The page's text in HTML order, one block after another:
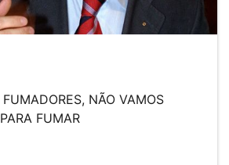
NÃO VAMOS
FUMAR